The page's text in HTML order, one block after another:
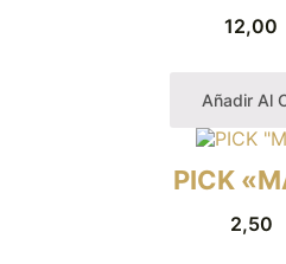
12,00
Añadir Al
PICK
2,50